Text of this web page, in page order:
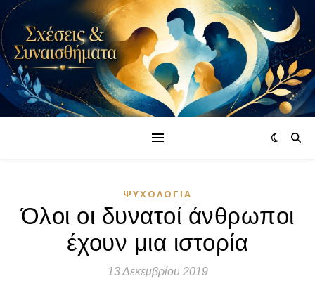
ΨΥΧΟΛΟΓΊΑ
Όλοι οι δυνατοί άνθρωποι
έχουν μια ιστορία
13 Δεκεμβρίου 2019